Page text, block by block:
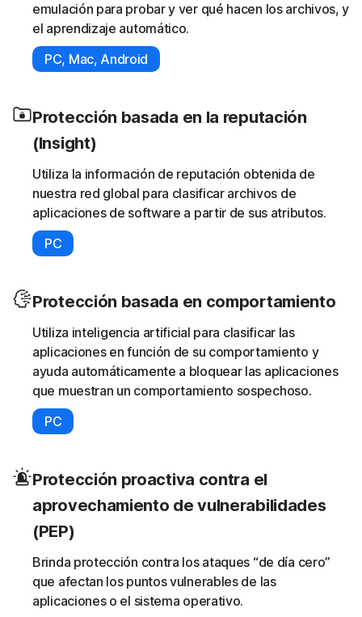
emulación para probar y ver qué hacen los archivos, y
el aprendizaje automático.
PC, Mac, Android
Protección basada en la reputación
(Insight)
Utiliza la información de reputación obtenida de
nuestra red global para clasificar archivos de
aplicaciones de software a partir de sus atributos.
PC
Protección basada en comportamiento
Utiliza inteligencia artificial para clasificar las
aplicaciones en función de su comportamiento y
ayuda automáticamente a bloquear las aplicaciones
que muestran un comportamiento sospechoso.
PC
Protección proactiva contra el
aprovechamiento de vulnerabilidades
(PEP)
Brinda protección contra los ataques “de día cero”
que afectan los puntos vulnerables de las
aplicaciones o el sistema operativo.